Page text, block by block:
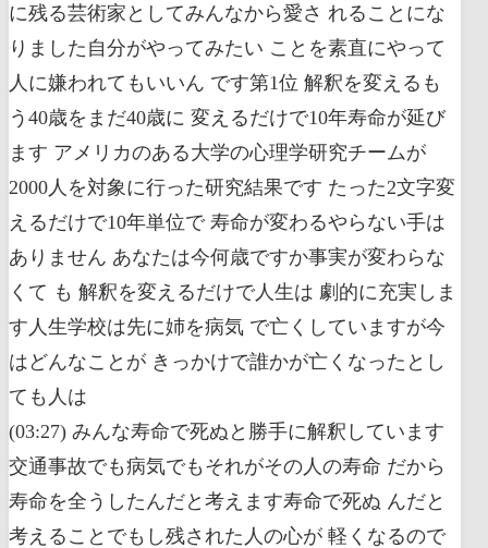
に残る芸術家としてみんなから愛さ れることにな
りました自分がやってみたい ことを素直にやって
人に嫌われてもいいん です第1位 解釈を変えるも
う40歳をまだ40歳に 変えるだけで10年寿命が延び
ます アメリカのある大学の心理学研究チームが
2000人を対象に行った研究結果です たった2文字変
えるだけで10年単位で 寿命が変わるやらない手は
ありません あなたは今何歳ですか事実が変わらな
くて も 解釈を変えるだけで人生は 劇的に充実しま
す人生学校は先に姉を病気 で亡くしていますが今
はどんなことが きっかけで誰かが亡くなったとし
ても人は
(03:27) みんな寿命で死ぬと勝手に解釈しています
交通事故でも病気でもそれがその人の寿命 だから
寿命を全うしたんだと考えます寿命で死ぬ んだと
考えることでもし残された人の心が 軽くなるので